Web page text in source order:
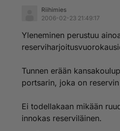
Riihimies
2006-02-23 21:49:17
Yleneminen perustuu
Tunnen erään
portsarin, joka on
Ei todellakaan mikään
innokas reserviläinen.